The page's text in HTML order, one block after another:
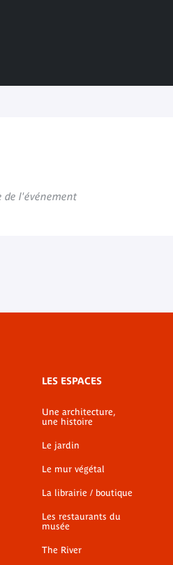
de l'événement
LES ESPACES
Une architecture,
une histoire
Le jardin
Le mur végétal
La librairie / boutique
Les restaurants du
musée
The River